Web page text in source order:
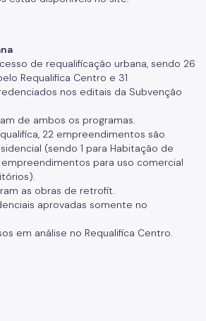
de requalificação urbana, sendo 26
Requalifica Centro e 31
nos editais da Subvenção
de ambos os programas.
22 empreendimentos são
(sendo 1 para Habitação de
para uso comercial
as obras de retrofit.
aprovadas somente no
em análise no Requalifica Centro.